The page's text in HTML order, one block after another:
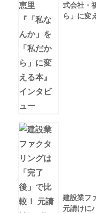
式会社・
ら」に変
建設業フ
元請けに